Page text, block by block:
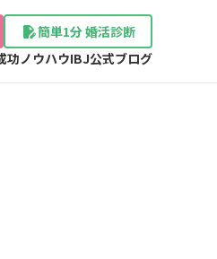
簡単1分 婚活診断
功ノウハウIBJ公式ブログ